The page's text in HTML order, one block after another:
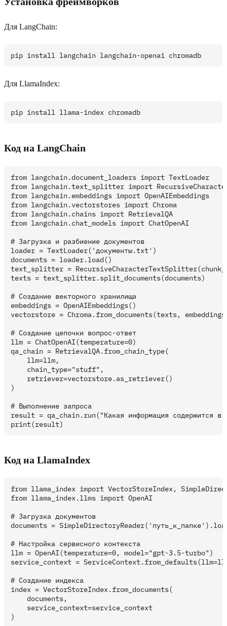
Для LangChain:
Для LlamaIndex:
Код на LangChain
from langchain.document_loaders import TextLoader
from langchain.text_splitter import
from langchain.embeddings import OpenAIEmbeddings
from langchain.vectorstores import Chroma
from langchain.chains import RetrievalQA
from langchain.chat_models import ChatOpenAI
# Загрузка и разбиение документов
loader = TextLoader('документы.txt')
documents = loader.load()
text_splitter =
texts = text_splitter.split_documents(documents)
# Создание векторного хранилища
embeddings = OpenAIEmbeddings()
vectorstore = Chroma.from_documents(texts,
# Создание цепочки вопрос-ответ
llm = ChatOpenAI(temperature=0)
qa_chain = RetrievalQA.from_chain_type(
    llm=llm,
    chain_type="stuff",
    retriever=vectorstore.as_retriever()
)
# Выполнение запроса
result = qa_chain.run("Какая информация содержится в
Код на LlamaIndex
from llama_index import VectorStoreIndex,
from llama_index.llms import OpenAI
# Загрузка документов
documents =
# Настройка сервисного контекста
llm = OpenAI(temperature=0, model="gpt-3.5-turbo")
service_context =
# Создание индекса
index = VectorStoreIndex.from_documents(
    documents,
    service_context=service_context
)